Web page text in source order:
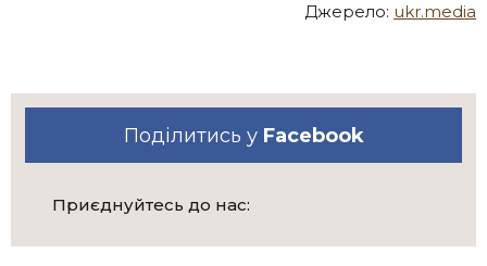
Джерело: ukr.media
Поділитись у Facebook
Приєднуйтесь до нас: